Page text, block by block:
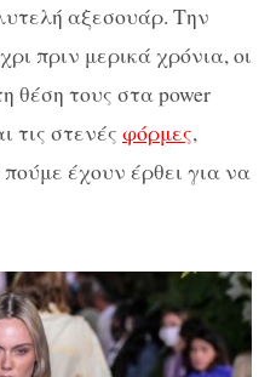
αξεσουάρ. Την
πριν μερικά χρόνια, οι
θέση τους στα power
τις στενές φόρμες,
έχουν έρθει για να